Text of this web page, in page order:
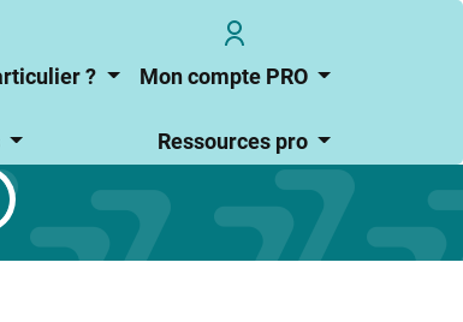
?
user_account
account
Mon compte PRO
Ressources pro